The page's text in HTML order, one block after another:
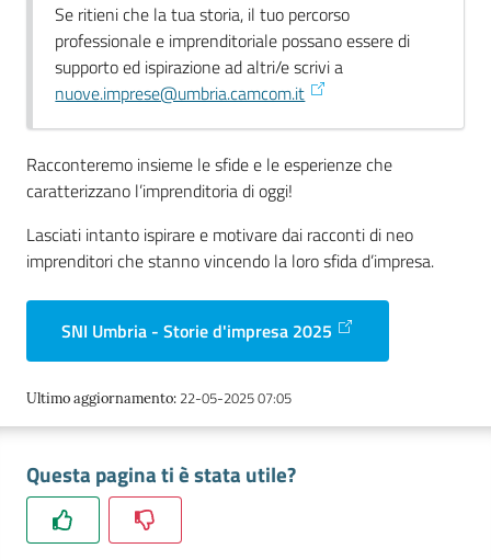
territorio
Tutelare
e
il
Consumatore
Digitale
Ac
ce
Se ritieni che la tua storia, il tuo percorso
professionale e imprenditoriale possano essere di
supporto ed ispirazione ad altri/e scrivi a
nuove.imprese@umbria.camcom.it
Racconteremo insieme le sfide e le esperienze che
caratterizzano l’imprenditoria di oggi!
Lasciati intanto ispirare e motivare dai racconti di neo
imprenditori che stanno vincendo la loro sfida d’impresa.
SNI Umbria - Storie d'impresa 2025
Ultimo aggiornamento: 22-05-2025 07:05
Questa pagina ti è stata utile?